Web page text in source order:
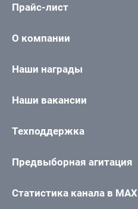
Прайс-лист
О компании
Наши награды
Наши вакансии
Техподдержка
Предвыборная агитация
Статистика канала в MAX